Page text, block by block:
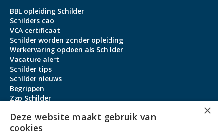
BBL opleiding Schilder
Schilders cao
VCA certificaat
Schilder worden zonder opleiding
Werkervaring opdoen als Schilder
Vacature alert
Schilder tips
Schilder nieuws
Begrippen
Zzp Schilder
Contact
×
Deze website maakt gebruik van
cookies